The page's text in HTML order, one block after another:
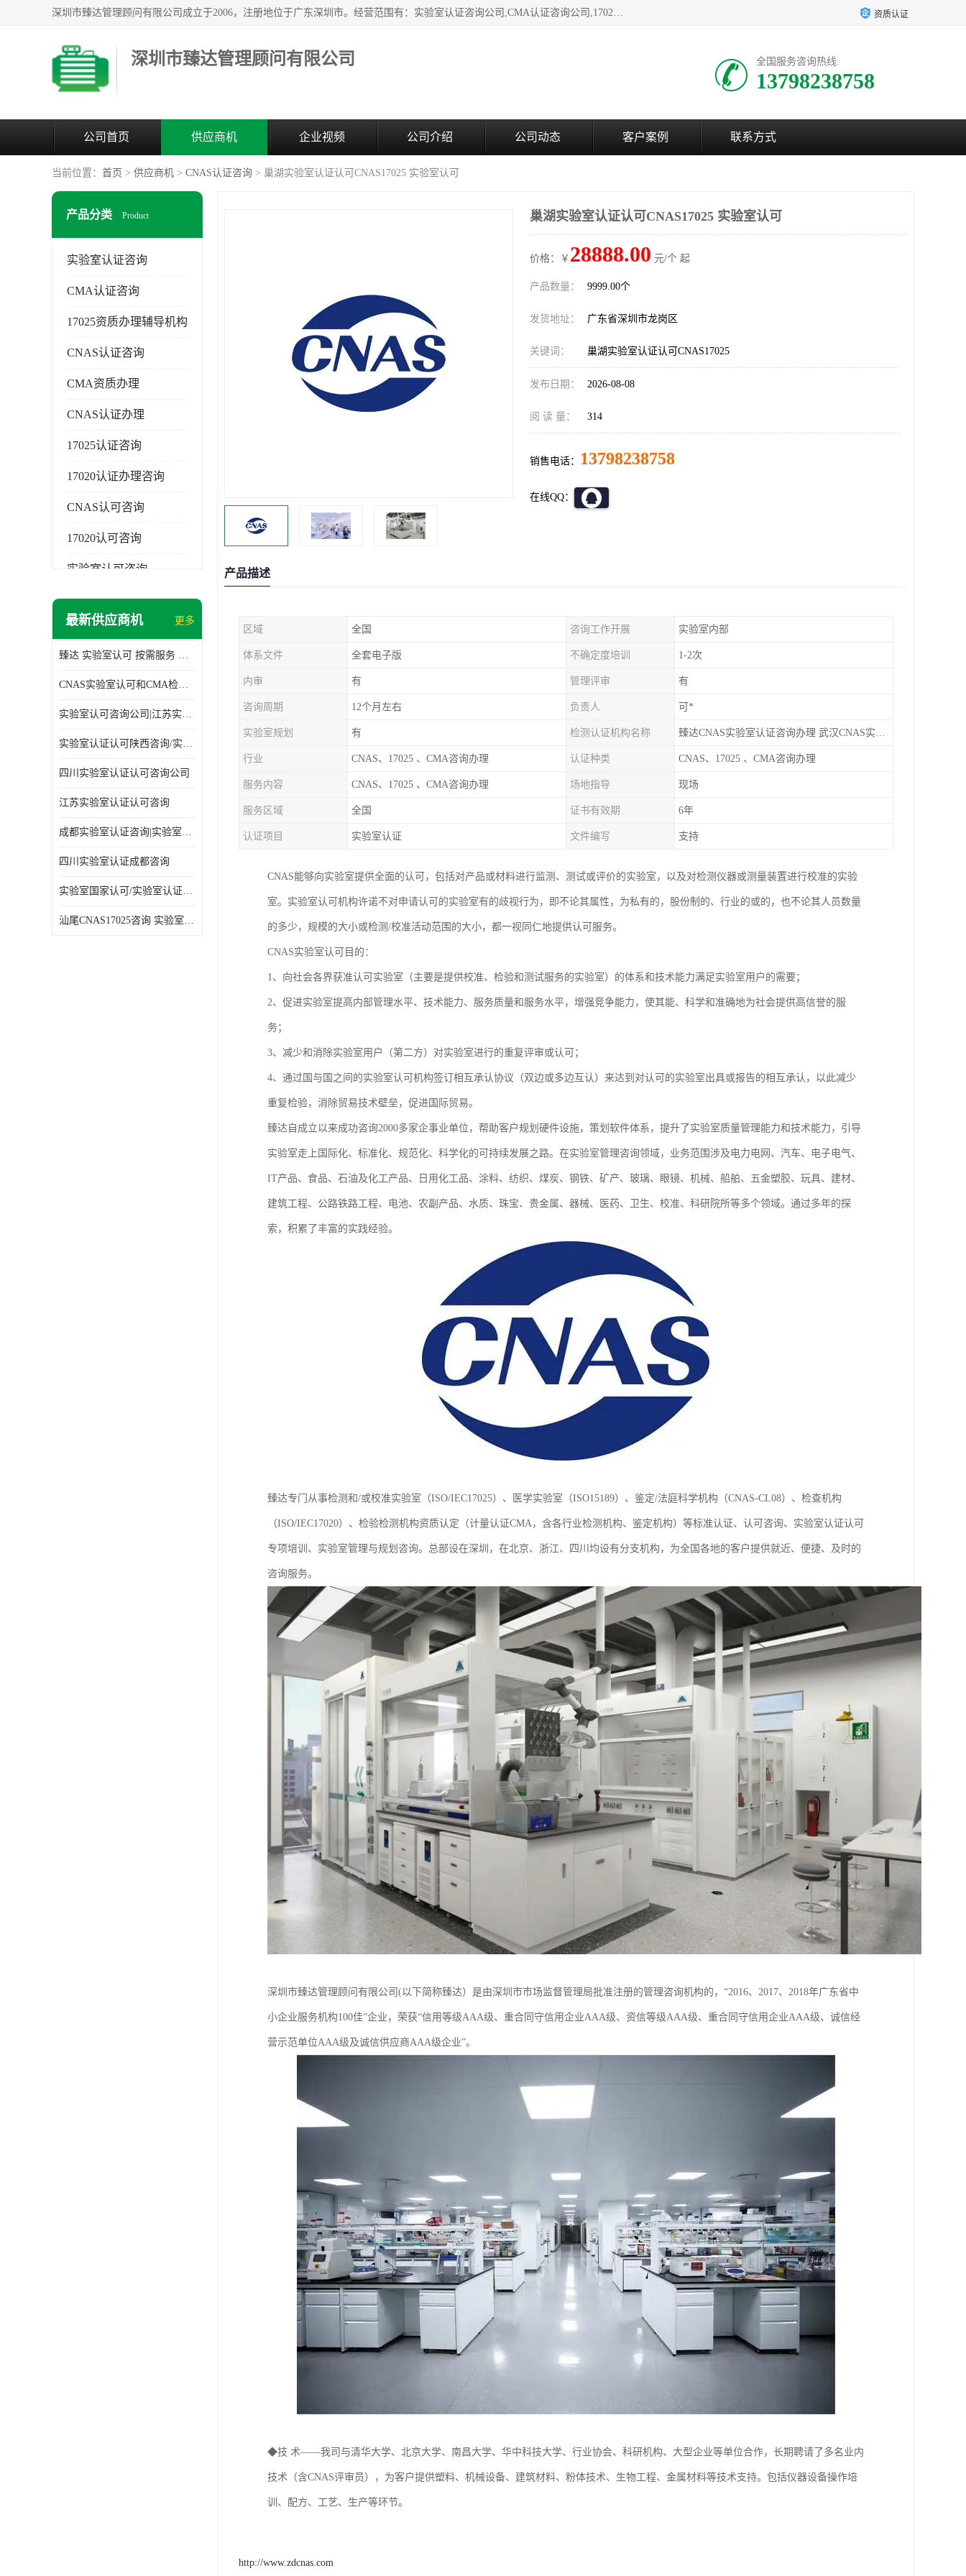
深圳市臻达管理顾问有限公司成立于2006，注册地位于广东深圳市。经营范围有：实验室认证咨询公司,CMA认证咨询公司,17020资质认证辅导机构,CNAS认证咨询,CMA资质办理,CMA咨询,实验室认可咨询,CNAS认可咨询,CNAS认证办理,17025认证咨询,17020认证咨询办理,17020认可咨询等，欢迎有需要的前来咨询。 资质认证
深圳市臻达管理顾问有限公司 全国服务咨询热线:
13798238758
公司首页 供应商机 企业视频 公司介绍 公司动态 客户案例 联系方式
当前位置： 首页 > 供应商机 > CNAS认证咨询 > 巢湖实验室认证认可CNAS17025 实验室认可
产品分类 Product
实验室认证咨询
CMA认证咨询
17025资质办理辅导机构
CNAS认证咨询
CMA资质办理
CNAS认证办理
17025认证咨询
17020认证办理咨询
CNAS认可咨询
17020认可咨询
实验室认可咨询
最新供应商机 更多
臻达 实验室认可 按需服务 全程陪同
CNAS实验室认可和CMA检验检测资质认定
实验室认可咨询公司|江苏实验室认证
实验室认证认可陕西咨询/实验室认证认可咨询
四川实验室认证认可咨询公司
江苏实验室认证认可咨询
成都实验室认证咨询|实验室认证可咨询
四川实验室认证成都咨询
实验室国家认可/实验室认证咨询/实验室认可咨询公司
汕尾CNAS17025咨询 实验室认可
巢湖实验室认证认可CNAS17025 实验室认可
价格：￥ 28888.00 元/个 起
产品数量： 9999.00个
发货地址： 广东省深圳市龙岗区
关键词： 巢湖实验室认证认可CNAS17025
发布日期： 2026-08-08
阅 读 量： 314
销售电话： 13798238758
在线QQ：
产品描述
区域 全国 咨询工作开展 实验室内部
体系文件 全套电子版 不确定度培训 1-2次
内审 有 管理评审 有
咨询周期 12个月左右 负责人 可*
实验室规划 有 检测认证机构名称 臻达CNAS实验室认证咨询办理 武汉CNAS实验室认可办理
行业 CNAS、17025 、CMA咨询办理 认证种类 CNAS、17025 、CMA咨询办理
服务内容 CNAS、17025 、CMA咨询办理 场地指导 现场
服务区域 全国 证书有效期 6年
认证项目 实验室认证 文件编写 支持
CNAS能够向实验室提供全面的认可，包括对产品或材料进行监测、测试或评价的实验室，以及对检测仪器或测量装置进行校准的实验
室。实验室认可机构许诺不对申请认可的实验室有的歧视行为，即不论其属性，为私有的，股份制的、行业的或的，也不论其人员数量
的多少，规模的大小或检测/校准活动范围的大小，都一视同仁地提供认可服务。
CNAS实验室认可目的：
1、向社会各界获准认可实验室（主要是提供校准、检验和测试服务的实验室）的体系和技术能力满足实验室用户的需要；
2、促进实验室提高内部管理水平、技术能力、服务质量和服务水平，增强竞争能力，使其能、科学和准确地为社会提供高信誉的服
务；
3、减少和消除实验室用户（第二方）对实验室进行的重复评审或认可；
4、通过国与国之间的实验室认可机构签订相互承认协议（双边或多边互认）来达到对认可的实验室出具或报告的相互承认，以此减少
重复检验，消除贸易技术壁垒，促进国际贸易。
臻达自成立以来成功咨询2000多家企事业单位，帮助客户规划硬件设施，策划软件体系，提升了实验室质量管理能力和技术能力，引导
实验室走上国际化、标准化、规范化、科学化的可持续发展之路。在实验室管理咨询领域，业务范围涉及电力电网、汽车、电子电气、
IT产品、食品、石油及化工产品、日用化工品、涂料、纺织、煤炭、钢铁、矿产、玻璃、眼镜、机械、船舶、五金塑胶、玩具、建材、
建筑工程、公路铁路工程、电池、农副产品、水质、珠宝、贵金属、器械、医药、卫生、校准、科研院所等多个领域。通过多年的探
索，积累了丰富的实践经验。
臻达专门从事检测和/或校准实验室（ISO/IEC17025）、医学实验室（ISO15189）、鉴定/法庭科学机构（CNAS-CL08）、检查机构
（ISO/IEC17020）、检验检测机构资质认定（计量认证CMA，含各行业检测机构、鉴定机构）等标准认证、认可咨询、实验室认证认可
专项培训、实验室管理与规划咨询。总部设在深圳，在北京、浙江、四川均设有分支机构，为全国各地的客户提供就近、便捷、及时的
咨询服务。
深圳市臻达管理顾问有限公司(以下简称臻达）是由深圳市市场监督管理局批准注册的管理咨询机构的，“2016、2017、2018年广东省中
小企业服务机构100佳”企业，荣获“信用等级AAA级、重合同守信用企业AAA级、资信等级AAA级、重合同守信用企业AAA级、诚信经
营示范单位AAA级及诚信供应商AAA级企业”。
◆技 术——我司与清华大学、北京大学、南昌大学、华中科技大学、行业协会、科研机构、大型企业等单位合作，长期聘请了多名业内
技术（含CNAS评审员），为客户提供塑料、机械设备、建筑材料、粉体技术、生物工程、金属材料等技术支持。包括仪器设备操作培
训、配方、工艺、生产等环节。
http://www.zdcnas.com